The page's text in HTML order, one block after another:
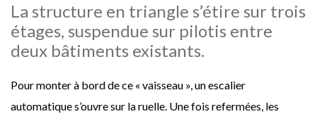
La structure en triangle s’étire sur trois
étages, suspendue sur pilotis entre
deux bâtiments existants.
Pour monter à bord de ce « vaisseau », un escalier
automatique s’ouvre sur la ruelle. Une fois refermées, les